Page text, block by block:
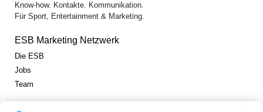
Know-how. Kontakte. Kommunikation.
Für Sport, Entertainment & Marketing.
ESB Marketing Netzwerk
Die ESB
Jobs
Team